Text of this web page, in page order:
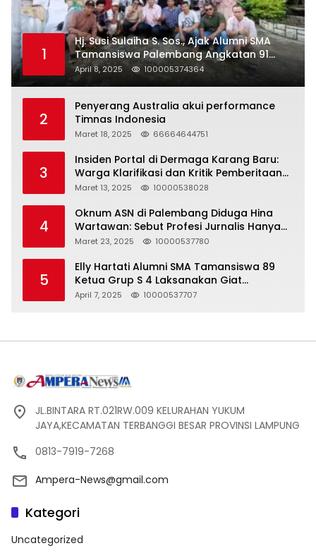
1
Hj. Susi Sulaiha S. Sos., Ajak Alumni SMA
Tamansiswa Palembang Angkatan 91
Halal Bihalal
April 8, 2025 100005374364
2
Penyerang Australia akui performance
Timnas Indonesia
Maret 18, 2025 66664644751
3
Insiden Portal di Dermaga Karang Baru:
Warga Klarifikasi dan Kritik Pemberitaan
yang Tidak Akurat
Maret 13, 2025 10000538028
4
Oknum ASN di Palembang Diduga Hina
Wartawan: Sebut Profesi Jurnalis Hanya
Seharga 2 Liter Bensin, Berujung Dugaan
Maret 23, 2025 10000537780
5
Elly Hartati Alumni SMA Tamansiswa 89
Ketua Grup S 4 Laksanakan Giat
Silaturahmi
April 7, 2025 10000537707
JL.BINTARA RT.021RW.009 KELURAHAN YUKUM
JAYA,KECAMATAN TERBANGGI BESAR PROVINSI LAMPUNG
0813-7919-7268
Ampera-News@gmail.com
Kategori
Uncategorized